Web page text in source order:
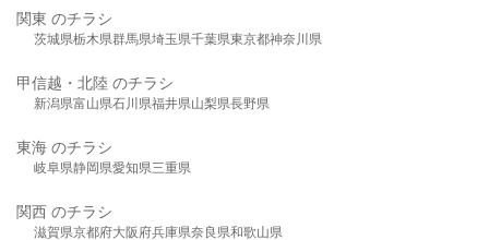
関東 のチラシ
茨城県栃木県群馬県埼玉県千葉県東京都神奈川県
甲信越・北陸 のチラシ
新潟県富山県石川県福井県山梨県長野県
東海 のチラシ
岐阜県静岡県愛知県三重県
関西 のチラシ
滋賀県京都府大阪府兵庫県奈良県和歌山県